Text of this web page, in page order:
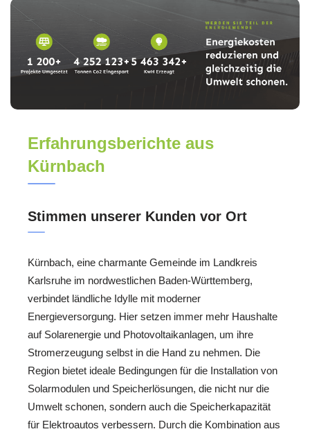
Erfahrungsberichte aus
Kürnbach
Stimmen unserer Kunden vor Ort
Kürnbach, eine charmante Gemeinde im Landkreis
Karlsruhe im nordwestlichen Baden-Württemberg,
verbindet ländliche Idylle mit moderner
Energieversorgung. Hier setzen immer mehr Haushalte
auf Solarenergie und Photovoltaikanlagen, um ihre
Stromerzeugung selbst in die Hand zu nehmen. Die
Region bietet ideale Bedingungen für die Installation von
Solarmodulen und Speicherlösungen, die nicht nur die
Umwelt schonen, sondern auch die Speicherkapazität
für Elektroautos verbessern. Durch die Kombination aus